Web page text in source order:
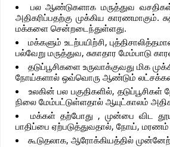
பல ஆண்டுகளாக மருத்துவ
அதிகரிப்பதற்கு முக்கிய காரணமாகும்.
மக்களை சென்றடைந்துள்ளது.
மக்களும் உடற்பயிற்சி,
பல்வேறு மருத்துவ, சுகாதார மேம்பாடு
தடுப்பூசிகளை உருவாக்குவது மிக
நோய்களால் ஒவ்வொரு ஆண்டும்
உலகின் பல பகுதிகளில்,
நிலை மேம்பட்டுள்ளதால் ஆயுட்காலம்
மக்கள் தற்போது , முன்பை விட
பாதிப்பை ஏற்படுத்துவதால், நோய், மரணம்
கூடுதலாக, ஆரோக்கியத்தில்